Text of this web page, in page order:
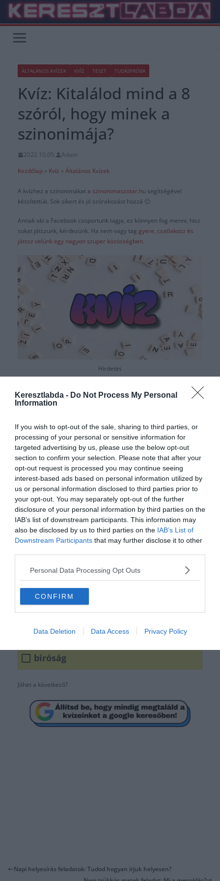
Keresztlabda - Do Not Process My Personal
Information
If you wish to opt-out of the sale, sharing to third parties, or
processing of your personal or sensitive information for
targeted advertising by us, please use the below opt-out
section to confirm your selection. Please note that after your
opt-out request is processed you may continue seeing
interest-based ads based on personal information utilized by
us or personal information disclosed to third parties prior to
your opt-out. You may separately opt-out of the further
disclosure of your personal information by third parties on the
IAB’s list of downstream participants. This information may
also be disclosed by us to third parties on the IAB’s List of
Downstream Participants that may further disclose it to other
Personal Data Processing Opt Outs
CONFIRM
Data Deletion Data Access Privacy Policy
Skip
content
ÁLTALÁNOS KVÍZEK KVÍZ TESZT TUDÁSPRÓBA
Kvíz: Kitalálod mind a 8
szóról, hogy minek a
szinonimája?
2022.10.05.
Adam
Kezdőlap » Kvíz » Általános Kvízek
A kvízhez a szinonimákat a szinonimaszotar.hu segítségével
készítettük. Sok sikert és jó szórakozást hozzá 🙂
Annak aki a Facebook csoportunk tagja, ez könnyen fog menni, hisz
sokat játszunk, kérdezünk. Ha nem vagy tag gyere, csatlakozz és
játssz velünk egy nagyon szuper közösségben.
Hirdetés
0%
periodika
kémia
újság
bíróság
Jöhet a következő?
Napi helyesírás feladatok: Tudod hogyan írjuk helyesen?